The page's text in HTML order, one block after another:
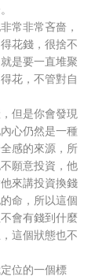
常非常吝嗇，
花錢，很捨不
是要一直堆聚
花，不管對自
但是你會發現
心仍然是一種
感的來源，所
願意投資，他
來講投資換錢
命，所以這個
會有錢到什麼
這個狀態也不
位的一個標